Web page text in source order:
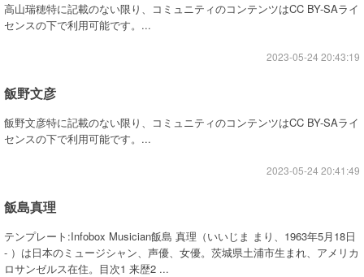
高山瑞穂特に記載のない限り、コミュニティのコンテンツはCC BY-SAライ
センスの下で利用可能です。...
2023-05-24 20:43:19
飯野文彦
飯野文彦特に記載のない限り、コミュニティのコンテンツはCC BY-SAライ
センスの下で利用可能です。...
2023-05-24 20:41:49
飯島真理
テンプレート:Infobox Musician飯島 真理（いいじま まり、1963年5月18日
- ）は日本のミュージシャン、声優、女優。茨城県土浦市生まれ、アメリカ
ロサンゼルス在住。目次1 来歴2 ...